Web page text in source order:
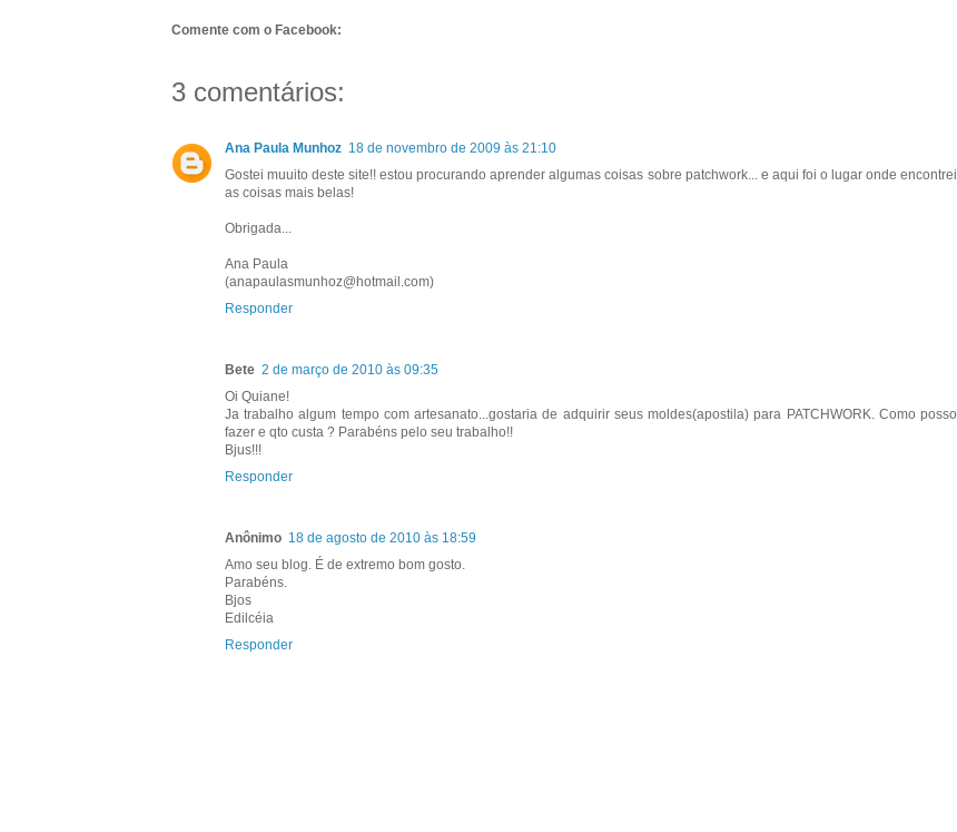
Comente com o Facebook:
3 comentários:
Ana Paula Munhoz 18 de novembro de 2009 às 21:10
Gostei muuito deste site!! estou procurando aprender algumas coisas sobre patchwork... e aqui foi o lugar onde encontrei
as coisas mais belas!
Obrigada...
Ana Paula
(anapaulasmunhoz@hotmail.com)
Responder
Bete 2 de março de 2010 às 09:35
Oi Quiane!
Ja trabalho algum tempo com artesanato...gostaria de adquirir seus moldes(apostila) para PATCHWORK. Como posso
fazer e qto custa ? Parabéns pelo seu trabalho!!
Bjus!!!
Responder
Anônimo 18 de agosto de 2010 às 18:59
Amo seu blog. É de extremo bom gosto.
Parabéns.
Bjos
Edilcéia
Responder